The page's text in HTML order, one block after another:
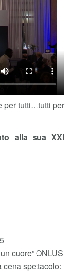
per tutti…tutti per
alla sua XXI
cuore” ONLUS
cena spettacolo: